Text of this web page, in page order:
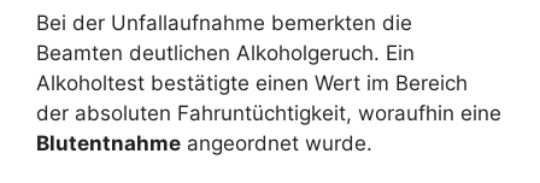
Bei der Unfallaufnahme bemerkten die
Beamten deutlichen Alkoholgeruch. Ein
Alkoholtest bestätigte einen Wert im Bereich
der absoluten Fahruntüchtigkeit, woraufhin eine
Blutentnahme angeordnet wurde.